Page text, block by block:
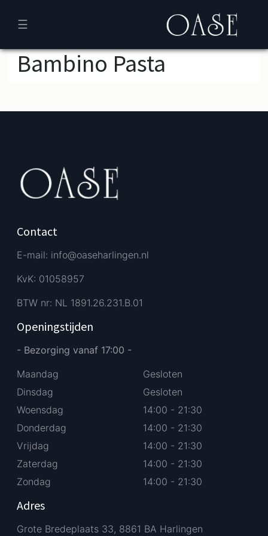
☰
Bambino Pasta
Contact
E-mail: info@oaseharlingen.nl
KvK: 01058957
BTW nr: NL 1891.26.231.B.01
Openingstijden
- Bezorging vanaf 17:00 -
Maandag
Dinsdag
Woensdag
Donderdag
Vrijdag
Zaterdag
Zondag
Gesloten
Gesloten
14:00 - 21:30
14:00 - 21:30
14:00 - 21:30
14:00 - 21:30
14:00 - 21:30
Adres
Grote Bredeplaats 33, 8861 BA Harlingen